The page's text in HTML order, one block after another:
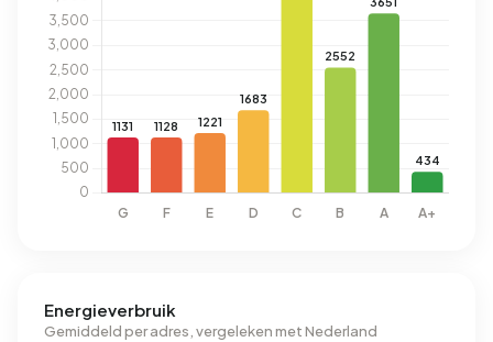
Energieverbruik
Gemiddeld per adres, vergeleken met Nederland